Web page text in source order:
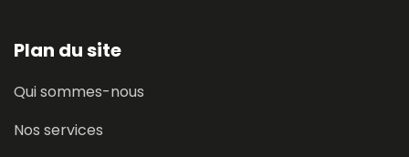
Plan du site
Qui sommes-nous
Nos services